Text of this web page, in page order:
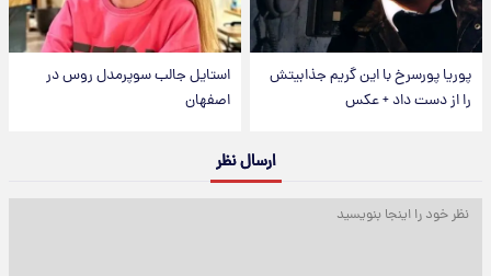
پوریا پورسرخ با این گریم جذابیتش
را از دست داد + عکس
استایل جالب سوپرمدل روس در
اصفهان
ارسال نظر